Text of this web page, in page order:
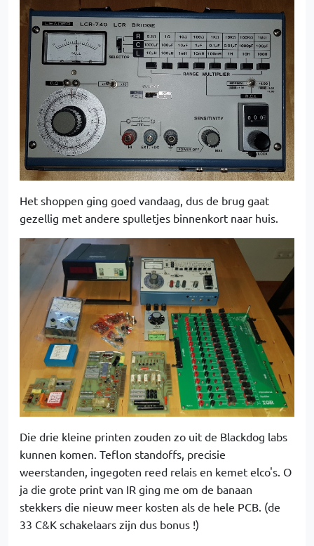
Het shoppen ging goed vandaag, dus de brug gaat
gezellig met andere spulletjes binnenkort naar huis.
Die drie kleine printen zouden zo uit de Blackdog labs
kunnen komen. Teflon standoffs, precisie
weerstanden, ingegoten reed relais en kemet elco's. O
ja die grote print van IR ging me om de banaan
stekkers die nieuw meer kosten als de hele PCB. (de
33 C&K schakelaars zijn dus bonus !)